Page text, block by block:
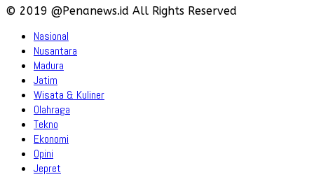
© 2019 @Penanews.id All Rights Reserved
Nasional
Nusantara
Madura
Jatim
Wisata & Kuliner
Olahraga
Tekno
Ekonomi
Opini
Jepret